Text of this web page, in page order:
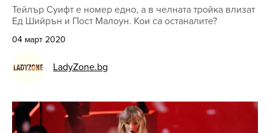
Тейлър Суифт е номер едно, а в челната тройка влизат
Ед Шийрън и Пост Малоун. Кои са останалите?
04 март 2020
LadyZone.bg